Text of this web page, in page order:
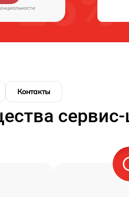
Контакты
сервис-